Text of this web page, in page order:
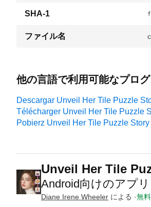
SHA-1
ファイル名
他の言語で利用可能なプロ
Descargar Unveil Her Tile Puzzle
Télécharger Unveil Her Tile Puzzle
Pobierz Unveil Her Tile Puzzle Story
Unveil Her Tile
Android向けのアプリ
Diane Irene Wheeler による 無料